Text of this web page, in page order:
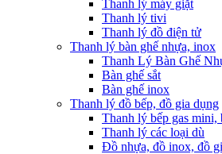
Thanh lý máy giặt
Thanh lý tivi
Thanh lý đồ điện tử
Thanh lý bàn ghế nhựa, inox
Thanh Lý Bàn Ghế
Bàn ghế sắt
Bàn ghế inox
Thanh lý đồ bếp, đồ gia dụng
Thanh lý bếp gas mini,
Thanh lý các loại dù
Đồ nhựa, đồ inox, đồ